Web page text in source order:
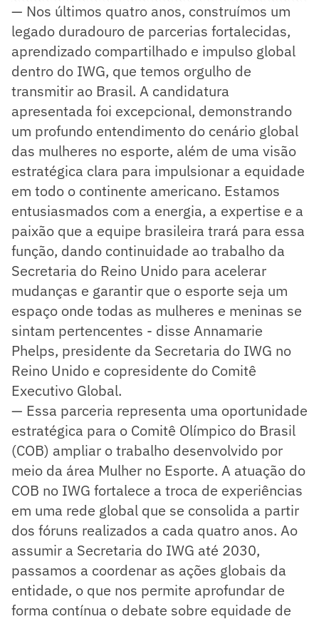
— Nos últimos quatro anos, construímos um
legado duradouro de parcerias fortalecidas,
aprendizado compartilhado e impulso global
dentro do IWG, que temos orgulho de
transmitir ao Brasil. A candidatura
apresentada foi excepcional, demonstrando
um profundo entendimento do cenário global
das mulheres no esporte, além de uma visão
estratégica clara para impulsionar a equidade
em todo o continente americano. Estamos
entusiasmados com a energia, a expertise e a
paixão que a equipe brasileira trará para essa
função, dando continuidade ao trabalho da
Secretaria do Reino Unido para acelerar
mudanças e garantir que o esporte seja um
espaço onde todas as mulheres e meninas se
sintam pertencentes - disse Annamarie
Phelps, presidente da Secretaria do IWG no
Reino Unido e copresidente do Comitê
Executivo Global.
— Essa parceria representa uma oportunidade
estratégica para o Comitê Olímpico do Brasil
(COB) ampliar o trabalho desenvolvido por
meio da área Mulher no Esporte. A atuação do
COB no IWG fortalece a troca de experiências
em uma rede global que se consolida a partir
dos fóruns realizados a cada quatro anos. Ao
assumir a Secretaria do IWG até 2030,
passamos a coordenar as ações globais da
entidade, o que nos permite aprofundar de
forma contínua o debate sobre equidade de